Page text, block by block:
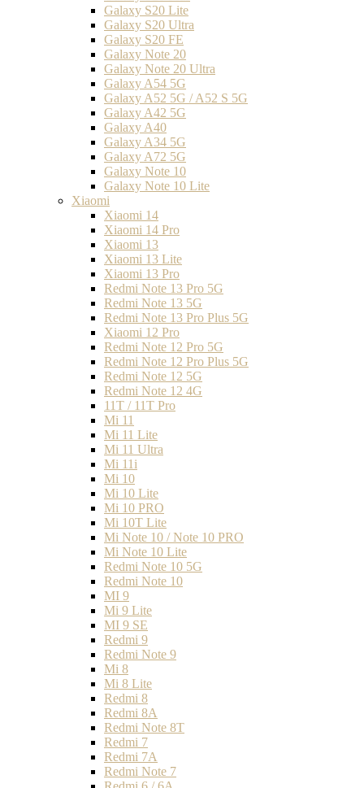
Galaxy S20 Lite
Galaxy S20 Ultra
Galaxy S20 FE
Galaxy Note 20
Galaxy Note 20 Ultra
Galaxy A54 5G
Galaxy A52 5G / A52 S 5G
Galaxy A42 5G
Galaxy A40
Galaxy A34 5G
Galaxy A72 5G
Galaxy Note 10
Galaxy Note 10 Lite
Xiaomi
Xiaomi 14
Xiaomi 14 Pro
Xiaomi 13
Xiaomi 13 Lite
Xiaomi 13 Pro
Redmi Note 13 Pro 5G
Redmi Note 13 5G
Redmi Note 13 Pro Plus 5G
Xiaomi 12 Pro
Redmi Note 12 Pro 5G
Redmi Note 12 Pro Plus 5G
Redmi Note 12 5G
Redmi Note 12 4G
11T / 11T Pro
Mi 11
Mi 11 Lite
Mi 11 Ultra
Mi 11i
Mi 10
Mi 10 Lite
Mi 10 PRO
Mi 10T Lite
Mi Note 10 / Note 10 PRO
Mi Note 10 Lite
Redmi Note 10 5G
Redmi Note 10
MI 9
Mi 9 Lite
MI 9 SE
Redmi 9
Redmi Note 9
Mi 8
Mi 8 Lite
Redmi 8
Redmi 8A
Redmi Note 8T
Redmi 7
Redmi 7A
Redmi Note 7